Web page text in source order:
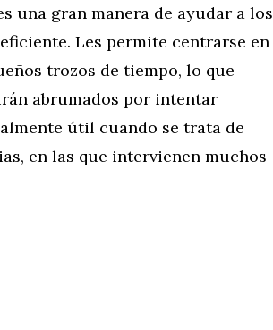
una gran manera de ayudar a los
Les permite centrarse en
trozos de tiempo, lo que
abrumados por intentar
útil cuando se trata de
en las que intervienen muchos